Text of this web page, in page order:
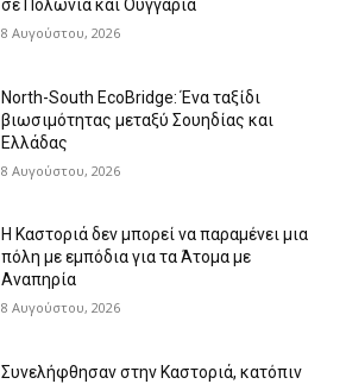
σε Πολωνία και Ουγγαρία
8 Αυγούστου, 2026
North-South EcoBridge: Ένα ταξίδι
βιωσιμότητας μεταξύ Σουηδίας και
Ελλάδας
8 Αυγούστου, 2026
Η Καστοριά δεν μπορεί να παραμένει μια
πόλη με εμπόδια για τα Άτομα με
Αναπηρία
8 Αυγούστου, 2026
Συνελήφθησαν στην Καστοριά, κατόπιν